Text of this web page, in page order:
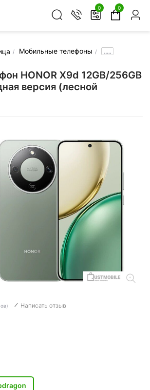
0 0
Мобильные телефоны .....
HONOR X9d 12GB/256GB
версия (лесной
Написать отзыв